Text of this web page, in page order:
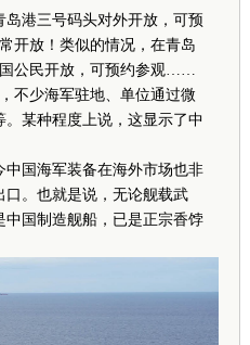
岛港三号码头对外开放，可预
开放！类似的情况，在青岛
国公民开放，可预约参观……
少海军驻地、单位通过微
某种程度上说，这显示了中
国海军装备在海外市场也非
。也就是说，无论舰载武
国制造舰船，已是正宗香饽